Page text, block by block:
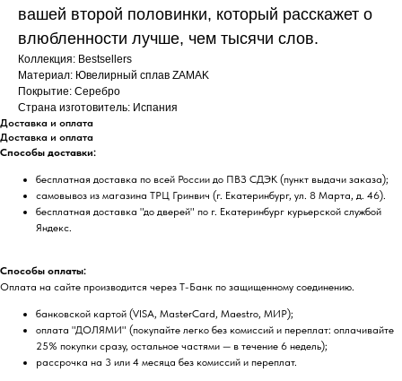
вашей второй половинки, который расскажет о
влюбленности лучше, чем тысячи слов.
Коллекция: Bestsellers
Материал: Ювелирный сплав ZAMAK
Покрытие: Серебро
Страна изготовитель: Испания
Доставка и оплата
Доставка и оплата
Способы доставки:
бесплатная доставка по всей России до ПВЗ СДЭК (пункт выдачи заказа);
самовывоз из магазина ТРЦ Гринвич (г. Екатеринбург, ул. 8 Марта, д. 46).
бесплатная доставка "до дверей" по г. Екатеринбург курьерской службой
Яндекс.
Способы оплаты:
Оплата на сайте производится через Т-Банк по защищенному соединению.
банковской картой (VISA, MasterCard, Maestro, МИР);
оплата "ДОЛЯМИ" (покупайте легко без комиссий и переплат: оплачивайте
25% покупки сразу, остальное частями — в течение 6 недель);
рассрочка на 3 или 4 месяца без комиссий и переплат.